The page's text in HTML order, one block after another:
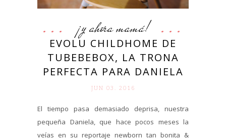
¡y ahora mamá!
EVOLU CHILDHOME DE
TUBEBEBOX, LA TRONA
PERFECTA PARA DANIELA
JUN 03. 2016
El tiempo pasa demasiado deprisa, nuestra
pequeña Daniela, que hace pocos meses la
veías en su reportaje newborn tan bonita &